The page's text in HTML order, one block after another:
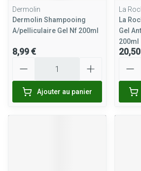
Dermolin
Dermolin Shampooing
A/pelliculaire Gel Nf 200ml
8,99 €
Ajouter au panier
La
La
Gel
200ml